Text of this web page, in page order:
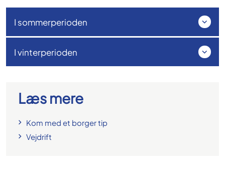
I sommerperioden
I vinterperioden
Læs mere
Kom med et borger tip
Vejdrift